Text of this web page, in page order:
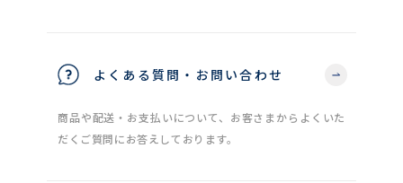
よくある質問・お問い合わせ
商品や配送・お支払いについて、お客さまからよくいた
だくご質問にお答えしております。